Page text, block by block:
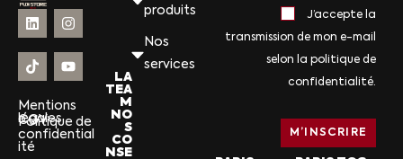
Mentions
légales
CGV
Politique de
confidential
ité
produits
Nos
services
LA
TEA
M
NO
S
CO
NSE
J’accepte la
transmission de mon e-mail
selon la politique de
confidentialité.